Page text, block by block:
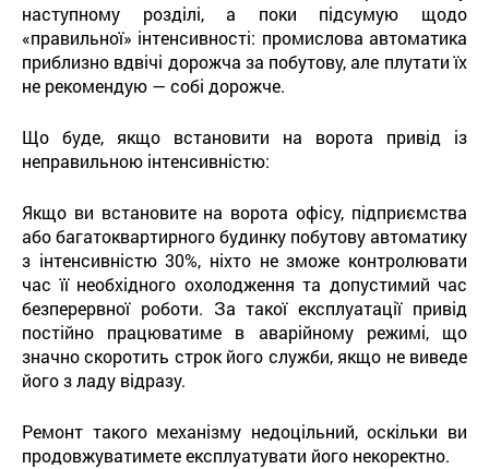
наступному розділі, а поки підсумую щодо
«правильної» інтенсивності: промислова автоматика
приблизно вдвічі дорожча за побутову, але плутати їх
не рекомендую — собі дорожче.
Що буде, якщо встановити на ворота привід із
неправильною інтенсивністю:
Якщо ви встановите на ворота офісу, підприємства
або багатоквартирного будинку побутову автоматику
з інтенсивністю 30%, ніхто не зможе контролювати
час її необхідного охолодження та допустимий час
безперервної роботи. За такої експлуатації привід
постійно працюватиме в аварійному режимі, що
значно скоротить строк його служби, якщо не виведе
його з ладу відразу.
Ремонт такого механізму недоцільний, оскільки ви
продовжуватимете експлуатувати його некоректно.